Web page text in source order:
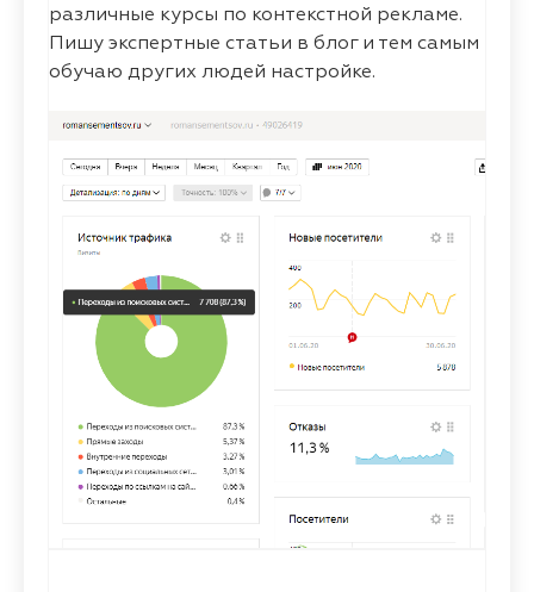
различные курсы по контекстной рекламе.
Пишу экспертные статьи в блог и тем самым
обучаю других людей настройке.